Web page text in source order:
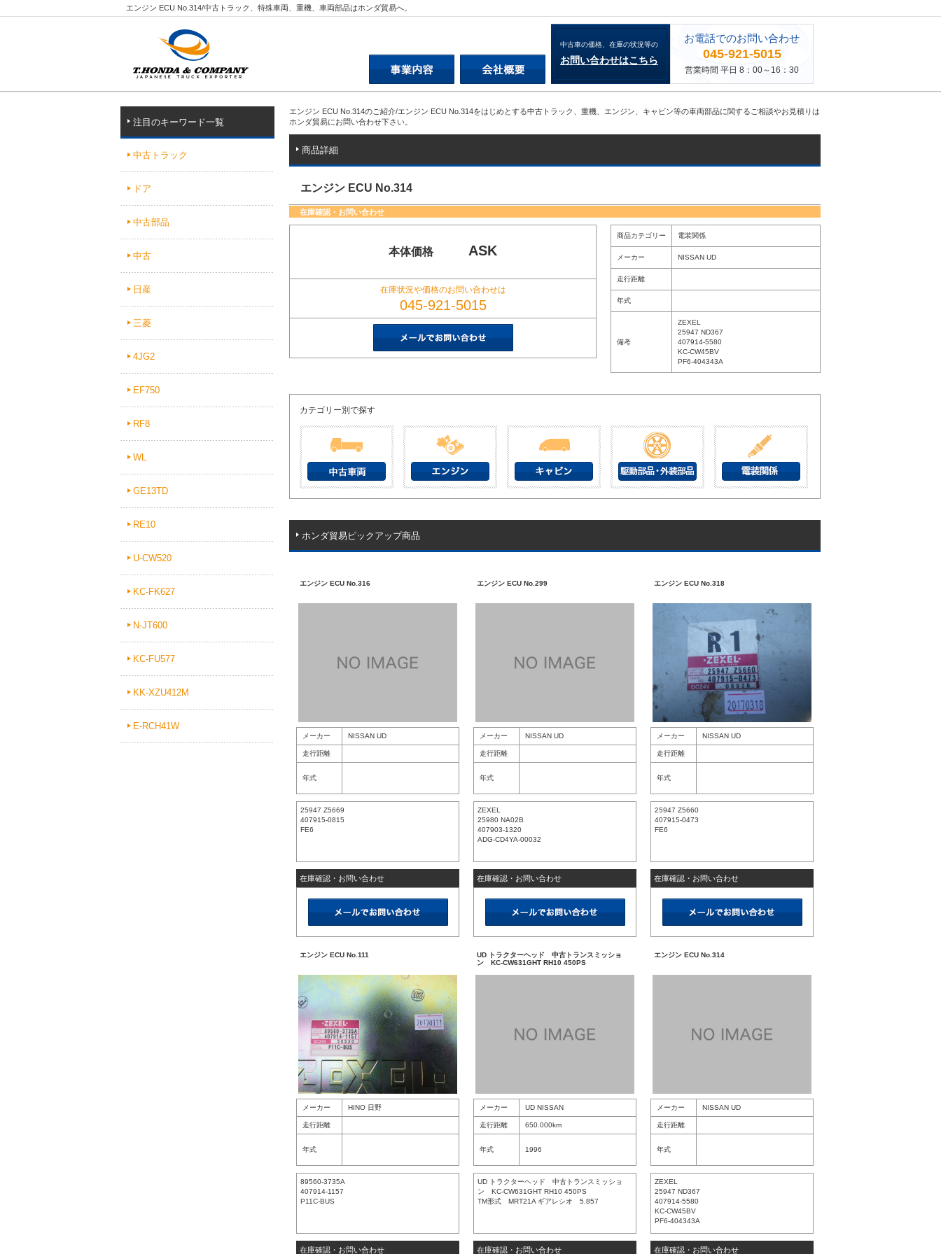
エンジン ECU No.314/中古トラック、特殊車両、重機、車両部品はホンダ貿易へ。
中古車の価格、在庫の状況等の
お問い合わせはこちら
お電話でのお問い合わせ
045-921-5015
営業時間 平日 8：00～16：30
注目のキーワード一覧
中古トラック
ドア
中古部品
中古
日産
三菱
4JG2
EF750
RF8
WL
GE13TD
RE10
U-CW520
KC-FK627
N-JT600
KC-FU577
KK-XZU412M
E-RCH41W
エンジン ECU No.314のご紹介/エンジン ECU No.314をはじめとする中古トラック、重機、エンジン、キャビン等の車両部品に関するご相談やお見積りは
ホンダ貿易にお問い合わせ下さい。
商品詳細
エンジン ECU No.314
在庫確認・お問い合わせ
本体価格 ASK
在庫状況や価格のお問い合わせは
045-921-5015
商品カテゴリー 電装関係
メーカー NISSAN UD
走行距離
年式
備考
ZEXEL
25947 ND367
407914-5580
KC-CW45BV
PF6-404343A
カテゴリー別で探す
ホンダ貿易ピックアップ商品
エンジン ECU No.316
メーカー NISSAN UD
走行距離
年式
25947 Z5669
407915-0815
FE6
在庫確認・お問い合わせ
エンジン ECU No.299
メーカー NISSAN UD
走行距離
年式
ZEXEL
25980 NA02B
407903-1320
ADG-CD4YA-00032
在庫確認・お問い合わせ
エンジン ECU No.318
メーカー NISSAN UD
走行距離
年式
25947 Z5660
407915-0473
FE6
在庫確認・お問い合わせ
エンジン ECU No.111
メーカー HINO 日野
走行距離
年式
89560-3735A
407914-1157
P11C-BUS
在庫確認・お問い合わせ
UD トラクターヘッド 中古トランスミッショ
ン KC-CW631GHT RH10 450PS
メーカー UD NISSAN
走行距離 650.000km
年式 1996
UD トラクターヘッド 中古トランスミッショ
ン KC-CW631GHT RH10 450PS
TM形式 MRT21A ギアレシオ 5.857
在庫確認・お問い合わせ
エンジン ECU No.314
メーカー NISSAN UD
走行距離
年式
ZEXEL
25947 ND367
407914-5580
KC-CW45BV
PF6-404343A
在庫確認・お問い合わせ